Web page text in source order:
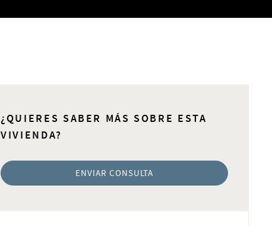
¿QUIERES SABER MÁS SOBRE ESTA
VIVIENDA?
ENVIAR CONSULTA